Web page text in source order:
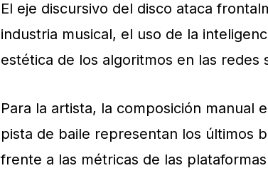
El eje discursivo del disco ataca
industria musical, el uso de la
estética de los algoritmos en las redes
Para la artista, la composición manual
pista de baile representan los últimos
frente a las métricas de las